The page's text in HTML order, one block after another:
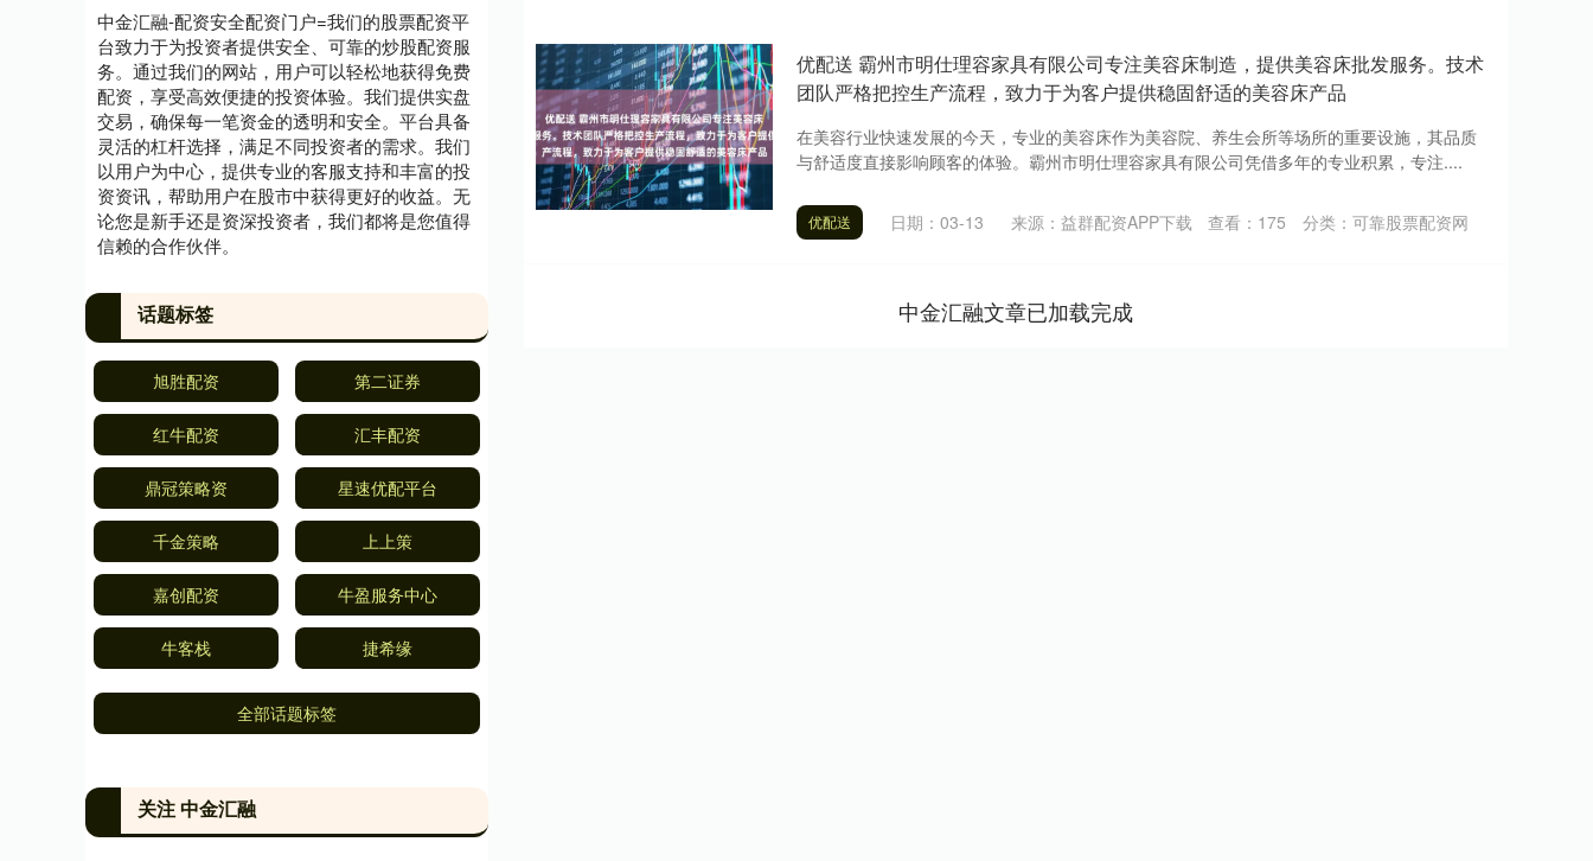
优配送 霸州市明仕理容家具有限公司专注美容床制造，提供美容床批发服务。技术
团队严格把控生产流程，致力于为客户提供稳固舒适的美容床产品
在美容行业快速发展的今天，专业的美容床作为美容院、养生会所等场所的重要设施，其品质
与舒适度直接影响顾客的体验。霸州市明仕理容家具有限公司凭借多年的专业积累，专注....
优配送 日期：03-13 来源：益群配资APP下载 查看： 175 分类： 可靠股票配资网
中金汇融文章已加载完成
中金汇融-配资安全配资门户=我们的股票配资平
台致力于为投资者提供安全、可靠的炒股配资服
务。通过我们的网站，用户可以轻松地获得免费
配资，享受高效便捷的投资体验。我们提供实盘
交易，确保每一笔资金的透明和安全。平台具备
灵活的杠杆选择，满足不同投资者的需求。我们
以用户为中心，提供专业的客服支持和丰富的投
资资讯，帮助用户在股市中获得更好的收益。无
论您是新手还是资深投资者，我们都将是您值得
信赖的合作伙伴。
话题标签
旭胜配资 第二证券
红牛配资 汇丰配资
鼎冠策略资 星速优配平台
千金策略 上上策
嘉创配资 牛盈服务中心
牛客栈 捷希缘
全部话题标签
关注 中金汇融